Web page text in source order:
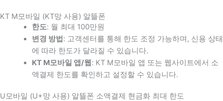
KT M모바일 (KT망 사용) 알뜰폰
한도: 월 최대 100만원
변경 방법 : 고객센터를 통해 한도 조정 가능하며, 신용 상태
에 따라 한도가 달라질 수 있습니다.
KT M모바일 앱/웹 : KT M모바일 앱 또는 웹사이트에서 소
액결제 한도를 확인하고 설정할 수 있습니다.
U모바일 (U+망 사용) 알뜰폰 소액결제 현금화 최대 한도